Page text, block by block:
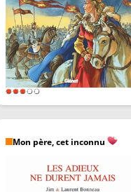
Mon père, cet inconnu